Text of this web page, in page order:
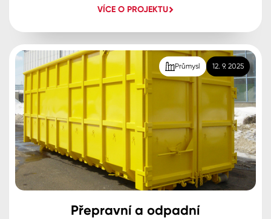
trvanlivou ochranu dřeva a podpořit jeho přirozenou a
VÍCE O PROJEKTU
Průmysl 12. 9. 2025
Přepravní a odpadní